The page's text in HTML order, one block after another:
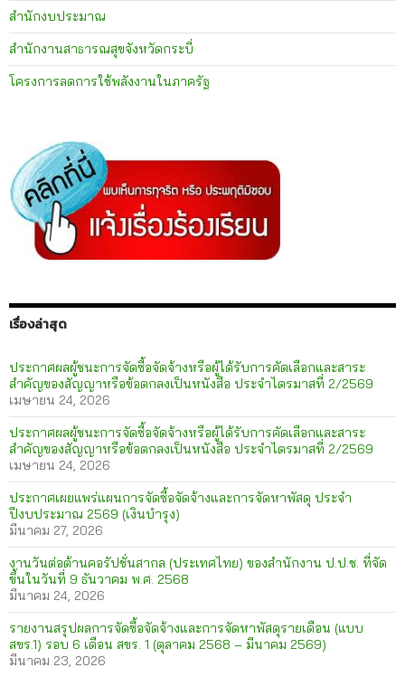
สำนักงบประมาณ
สำนักงานสาธารณสุขจังหวัดกระบี่
โครงการลดการใช้พลังงานในภาครัฐ
เรื่องล่าสุด
ประกาศผลผู้ชนะการจัดซื้อจัดจ้างหรือผู้ได้รับการคัดเลือกและสาระ
สำคัญของสัญญาหรือข้อตกลงเป็นหนังสือ ประจำไตรมาสที่ 2/2569
เมษายน 24, 2026
ประกาศผลผู้ชนะการจัดซื้อจัดจ้างหรือผู้ได้รับการคัดเลือกและสาระ
สำคัญของสัญญาหรือข้อตกลงเป็นหนังสือ ประจำไตรมาสที่ 2/2569
เมษายน 24, 2026
ประกาศเผยแพร่แผนการจัดซื้อจัดจ้างและการจัดหาพัสดุ ประจำ
ปีงบประมาณ 2569 (เงินบำรุง)
มีนาคม 27, 2026
งานวันต่อต้านคอรัปชั่นสากล (ประเทศไทย) ของสำนักงาน ป.ป.ช. ที่จัด
ขึ้นในวันที่ 9 ธันวาคม พ.ศ. 2568
มีนาคม 24, 2026
รายงานสรุปผลการจัดซื้อจัดจ้างและการจัดหาพัสดุรายเดือน (แบบ
สขร.1) รอบ 6 เดือน สขร. 1 (ตุลาคม 2568 – มีนาคม 2569)
มีนาคม 23, 2026